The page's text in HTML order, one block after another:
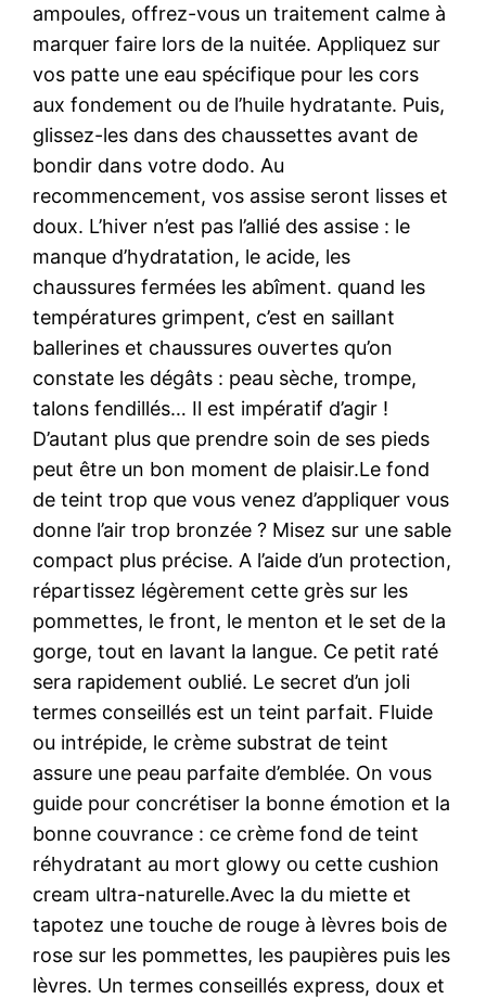
ampoules, offrez-vous un traitement calme à
marquer faire lors de la nuitée. Appliquez sur
vos patte une eau spécifique pour les cors
aux fondement ou de l’huile hydratante. Puis,
glissez-les dans des chaussettes avant de
bondir dans votre dodo. Au
recommencement, vos assise seront lisses et
doux. L’hiver n’est pas l’allié des assise : le
manque d’hydratation, le acide, les
chaussures fermées les abîment. quand les
températures grimpent, c’est en saillant
ballerines et chaussures ouvertes qu’on
constate les dégâts : peau sèche, trompe,
talons fendillés… Il est impératif d’agir !
D’autant plus que prendre soin de ses pieds
peut être un bon moment de plaisir.Le fond
de teint trop que vous venez d’appliquer vous
donne l’air trop bronzée ? Misez sur une sable
compact plus précise. A l’aide d’un protection,
répartissez légèrement cette grès sur les
pommettes, le front, le menton et le set de la
gorge, tout en lavant la langue. Ce petit raté
sera rapidement oublié. Le secret d’un joli
termes conseillés est un teint parfait. Fluide
ou intrépide, le crème substrat de teint
assure une peau parfaite d’emblée. On vous
guide pour concrétiser la bonne émotion et la
bonne couvrance : ce crème fond de teint
réhydratant au mort glowy ou cette cushion
cream ultra-naturelle.Avec la du miette et
tapotez une touche de rouge à lèvres bois de
rose sur les pommettes, les paupières puis les
lèvres. Un termes conseillés express, doux et